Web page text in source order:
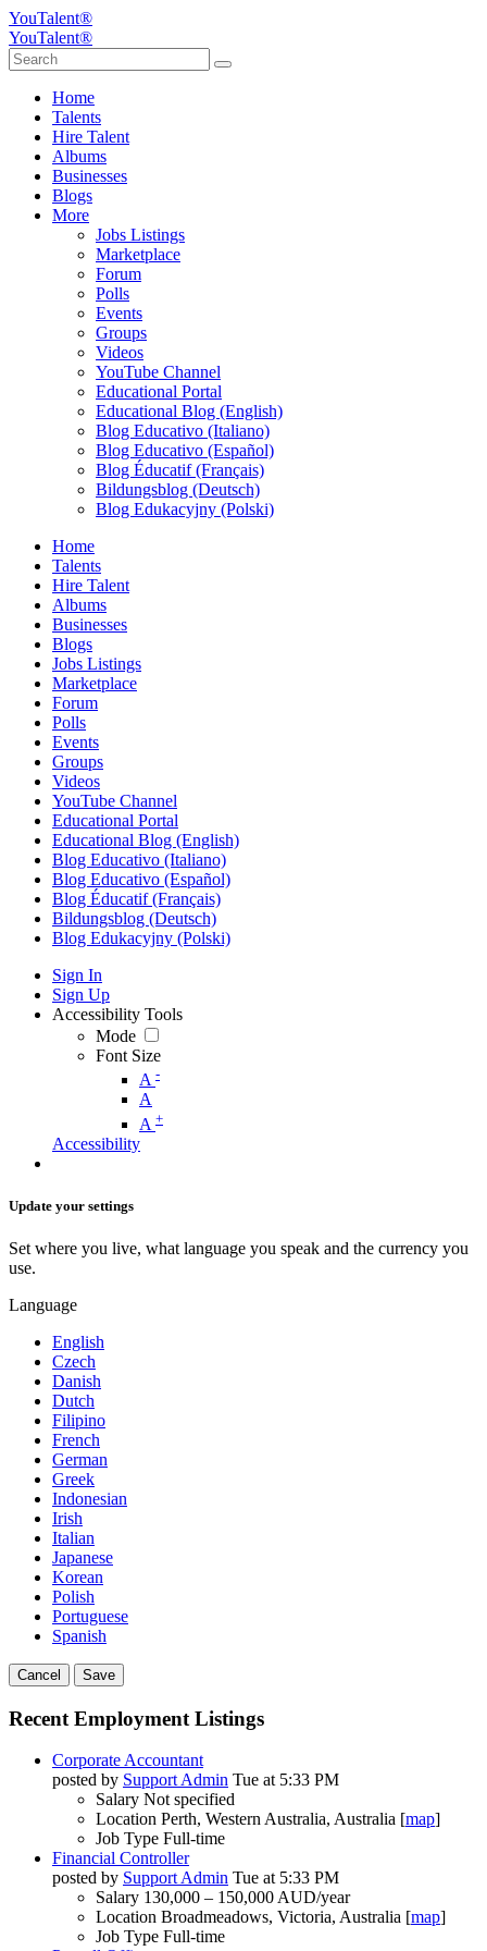
YouTalent®
YouTalent®
Home
Talents
Hire Talent
Albums
Businesses
Blogs
More
Jobs Listings
Marketplace
Forum
Polls
Events
Groups
Videos
YouTube Channel
Educational Portal
Educational Blog (English)
Blog Educativo (Italiano)
Blog Educativo (Español)
Blog Éducatif (Français)
Bildungsblog (Deutsch)
Blog Edukacyjny (Polski)
Home
Talents
Hire Talent
Albums
Businesses
Blogs
Jobs Listings
Marketplace
Forum
Polls
Events
Groups
Videos
YouTube Channel
Educational Portal
Educational Blog (English)
Blog Educativo (Italiano)
Blog Educativo (Español)
Blog Éducatif (Français)
Bildungsblog (Deutsch)
Blog Edukacyjny (Polski)
Sign In
Sign Up
Accessibility Tools
Mode
Font Size
A -
A
A +
Accessibility
Update your settings
Set where you live, what language you speak and the currency you
use.
Language
English
Czech
Danish
Dutch
Filipino
French
German
Greek
Indonesian
Irish
Italian
Japanese
Korean
Polish
Portuguese
Spanish
Cancel Save
Recent Employment Listings
Corporate Accountant
posted by Support Admin Tue at 5:33 PM
Salary Not specified
Location Perth, Western Australia, Australia [map]
Job Type Full-time
Financial Controller
posted by Support Admin Tue at 5:33 PM
Salary 130,000 – 150,000 AUD/year
Location Broadmeadows, Victoria, Australia [map]
Job Type Full-time